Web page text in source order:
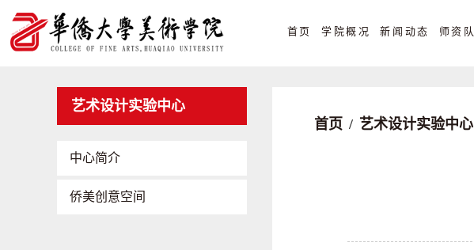
首页 学院概况 新闻动态 师资
艺术设计实验中心
中心简介
侨美创意空间
首页 / 艺术设计实验中心